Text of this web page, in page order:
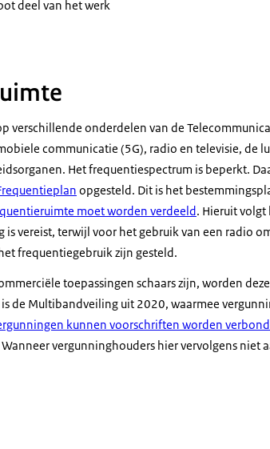
deel van het werk
verschillende onderdelen van de
communicatie (5G), radio en televisie, de
Het frequentiespectrum is beperkt.
opgesteld. Dit is het
moet worden verdeeld. Hieruit
vereist, terwijl voor het gebruik van een radio
frequentiegebruik zijn gesteld.
toepassingen schaars zijn, worden
de Multibandveiling uit 2020, waarmee
kunnen voorschriften worden
vergunninghouders hier vervolgens niet